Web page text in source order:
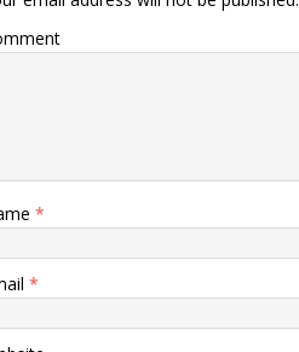
*
*